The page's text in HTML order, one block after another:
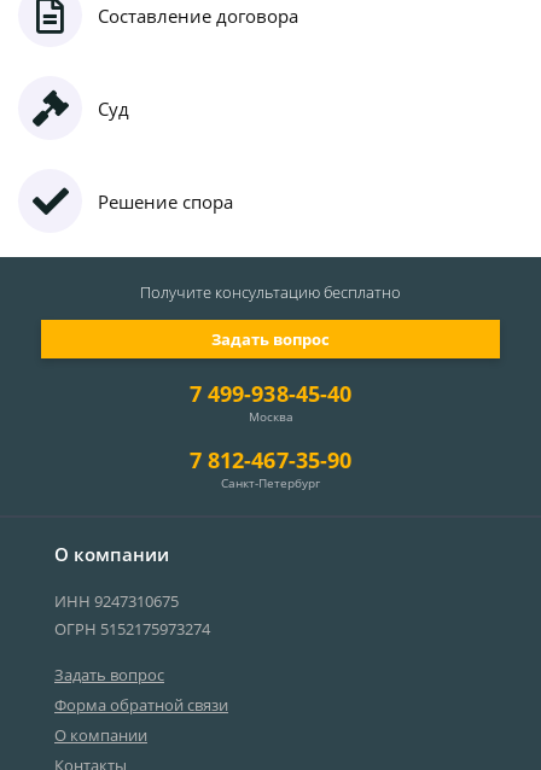
Составление договора
Суд
Решение спора
О компании
ИНН 9247310675
ОГРН 5152175973274
Задать вопрос
Форма обратной связи
О компании
Контакты
7 499-938-45-40
Москва
7 812-467-35-90
Санкт-Петербург
Задать вопрос
Получите консультациюбесплатно